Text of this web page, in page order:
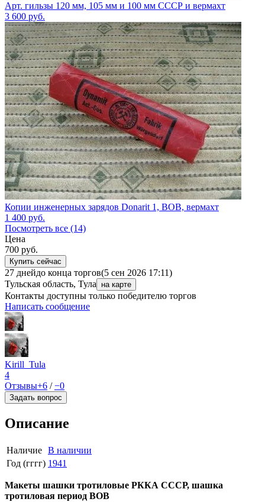
Арт. гильзы 120 мм, 105 мм и 100 мм СССР и вермахт
3 600 руб.
Копии инженерных зарядов Donarit 1, ВОВ, вермахт
1 400 руб.
Посмотреть все (14)
Цена
700 руб.
Купить сейчас
27 днейдо конца торгов(5 сен 2026 17:11)
Тульская область, Тула
на карте
Контакты доступны только победителю торгов
Написать сообщение
Kirill_Tula
4
Отзывы+6 /−0
Задать вопрос
Описание
Наличие В наличии
Год (гггг) 1941
Макеты шашки тротиловые РККА СССР, шашка
тротиловая период ВОВ